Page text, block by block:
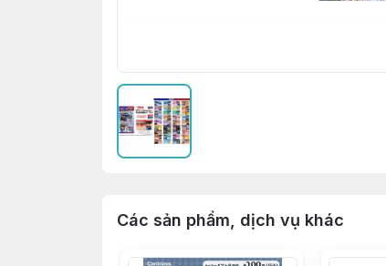
Các sản phẩm, dịch vụ khác